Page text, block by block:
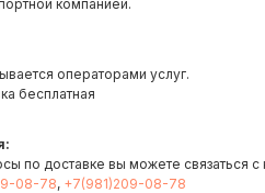
компанией.
операторами услуг.
бесплатная
по доставке вы можете связаться с
08-78, +7(981)209-08-78